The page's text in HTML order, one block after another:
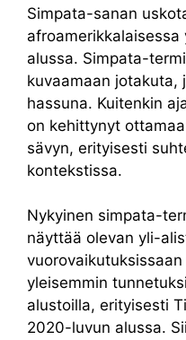
Simpata-sanan
alussa. Simpata-
kuvaamaan jotakuta,
hassuna. Kuitenkin
on kehittynyt
sävyn, erityisesti
kontekstissa.
Nykyinen simpata-
näyttää olevan yli-
yleisemmin
alustoilla, erityisesti
2020-luvun alussa.